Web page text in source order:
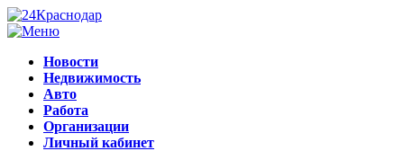
Новости
Недвижимость
Авто
Работа
Организации
Личный кабинет